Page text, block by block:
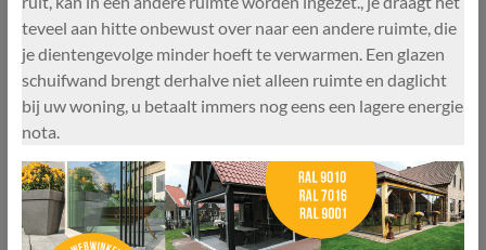
teveel aan hitte onbewust over naar een andere ruimte, die
je dientengevolge minder hoeft te verwarmen. Een glazen
schuifwand brengt derhalve niet alleen ruimte en daglicht
bij uw woning, u betaalt immers nog eens een lagere energie
nota.